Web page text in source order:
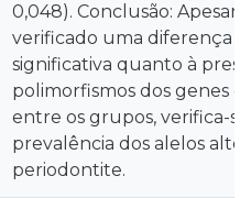
0,048). Conclusão: Apesar
verificado uma diferença
significativa quanto à
polimorfismos dos genes
entre os grupos, verifica-
prevalência dos alelos
periodontite.